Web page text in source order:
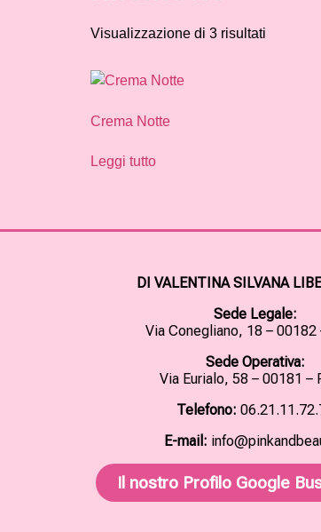
Visualizzazione di 3 risultati
Crema Notte
Leggi tutto
DI VALENTINA SILVANA
Sede Legale:
Via Conegliano, 18 – 00182
Sede Operativa:
Via Eurialo, 58 – 00181 –
Telefono:
E-mail:
Il nostro Profilo Google